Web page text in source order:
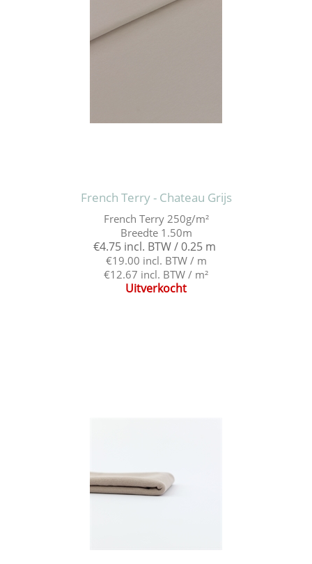
French Terry - Chateau Grijs
French Terry 250g/m²
Breedte 1.50m
€4.75 incl. BTW / 0.25 m
€19.00 incl. BTW / m
€12.67 incl. BTW / m²
Uitverkocht